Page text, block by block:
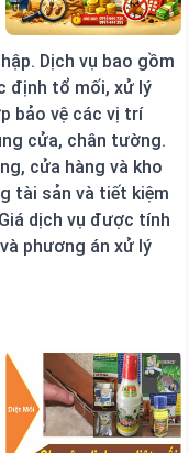
Dịch vụ bao gồm
định tổ mối, xử lý
bảo vệ các vị trí
cửa, chân tường.
cửa hàng và kho
tài sản và tiết kiệm
dịch vụ được tính
phương án xử lý